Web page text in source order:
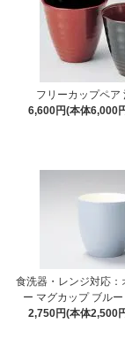
フリーカップペア
6,600円(本体6,000
食洗器・レンジ対応：
ー マグカップ ブル
2,750円(本体2,500